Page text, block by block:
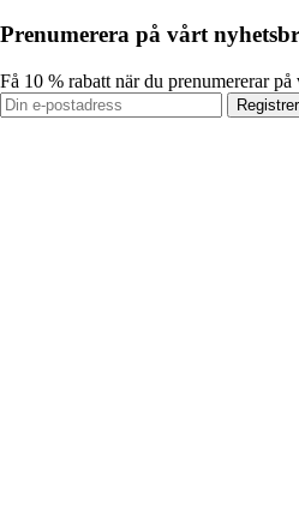
Prenumerera på vårt
Få 10 % rabatt när du prenumererar